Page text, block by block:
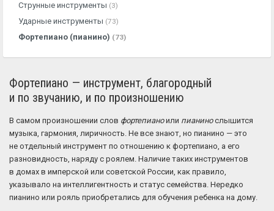
Струнные инструменты (3)
Ударные инструменты (73)
Фортепиано (пианино) (73)
Фортепиано — инструмент, благородный
и по звучанию, и по произношению
В самом произношении слов фортепианоили пианинослышится
музыка, гармония, лиричность. Не все знают, но пианино — это
не отдельный инструмент по отношению к фортепиано, а его
разновидность, наряду с роялем. Наличие таких инструментов
в домах в имперской или советской России, как правило,
указывало на интеллигентность и статус семейства. Нередко
пианино или рояль приобретались для обучения ребенка на дому.